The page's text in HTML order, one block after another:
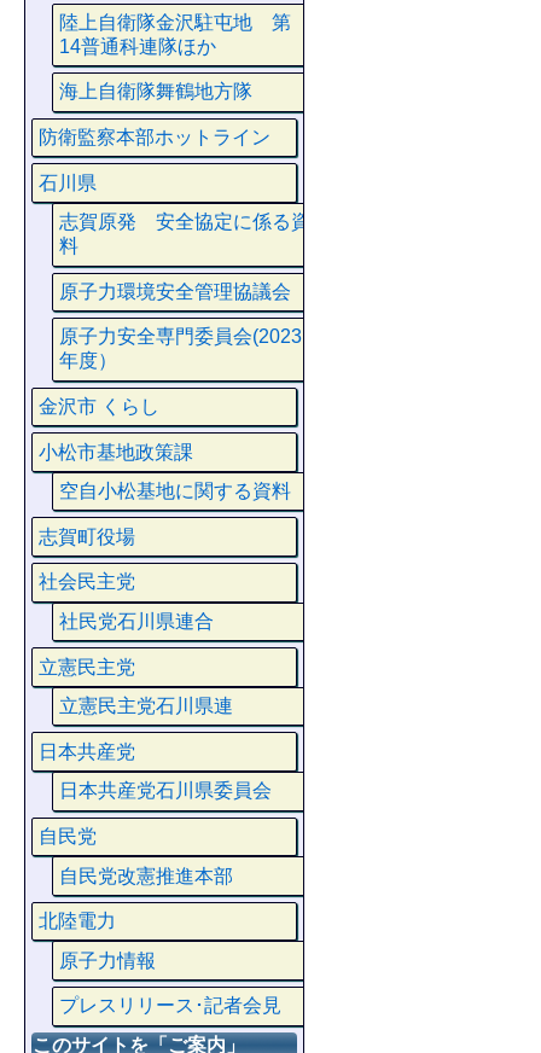
陸上自衛隊金沢駐屯地 第
14普通科連隊ほか
海上自衛隊舞鶴地方隊
防衛監察本部ホットライン
石川県
志賀原発 安全協定に係る資
料
原子力環境安全管理協議会
原子力安全専門委員会(2023
年度）
金沢市 くらし
小松市基地政策課
空自小松基地に関する資料
志賀町役場
社会民主党
社民党石川県連合
立憲民主党
立憲民主党石川県連
日本共産党
日本共産党石川県委員会
自民党
自民党改憲推進本部
北陸電力
原子力情報
プレスリリース･記者会見
このサイトを「ご案内」